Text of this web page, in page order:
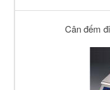
Cân đếm